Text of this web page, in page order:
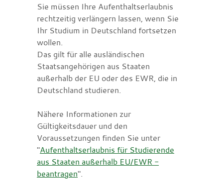
Sie müssen Ihre Aufenthaltserlaubnis
rechtzeitig verlängern lassen, wenn Sie
Ihr Studium in Deutschland fortsetzen
wollen.
Das gilt für alle ausländischen
Staatsangehörigen aus Staaten
außerhalb der EU oder des EWR, die in
Deutschland studieren.
Nähere Informationen zur
Gültigkeitsdauer und den
Voraussetzungen finden Sie unter
"Aufenthaltserlaubnis für Studierende
aus Staaten außerhalb EU/EWR -
beantragen".